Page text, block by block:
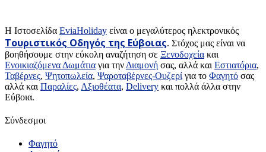
H Ιστοσελίδα EviaHoliday είναι ο μεγαλύτερος ηλεκτρονικός
Τουριστικός Οδηγός της Εύβοιας. Στόχος μας είναι να
βοηθήσουμε στην εύκολη αναζήτηση σε Ξενοδοχεία και
Ενοικιαζόμενα Δωμάτια για την Διαμονή σας, αλλά και Εστιατόρια,
Ταβέρνες, Ψητοπωλεία, Ψαροταβέρνες-Ουζερί για το Φαγητό σας
αλλά και Παραλίες, Αξιοθέατα, Delivery και πολλά άλλα στην
Εύβοια.
Σύνδεσμοι
Φαγητό